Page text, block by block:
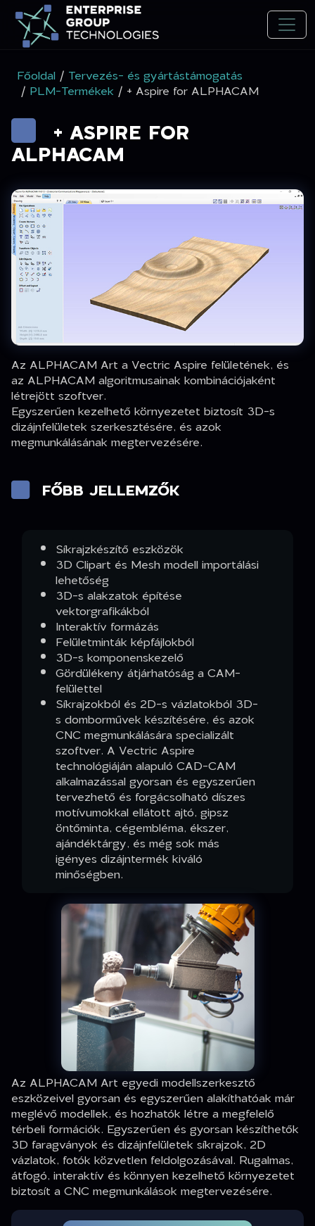
Főoldal / Tervezés- és gyártástámogatás
/ PLM-Termékek / + Aspire for ALPHACAM
+ ASPIRE FOR
ALPHACAM
Az ALPHACAM Art a Vectric Aspire felületének, és
az ALPHACAM algoritmusainak kombinációjaként
létrejött szoftver.
Egyszerűen kezelhető környezetet biztosít 3D-s
dizájnfelületek szerkesztésére, és azok
megmunkálásának megtervezésére.
FŐBB JELLEMZŐK
Síkrajzkészítő eszközök
3D Clipart és Mesh modell importálási
lehetőség
3D-s alakzatok építése
vektorgrafikákból
Interaktív formázás
Felületminták képfájlokból
3D-s komponenskezelő
Gördülékeny átjárhatóság a CAM-
felülettel
Síkrajzokból és 2D-s vázlatokból 3D-
s domborművek készítésére, és azok
CNC megmunkálására specializált
szoftver. A Vectric Aspire
technológiáján alapuló CAD-CAM
alkalmazással gyorsan és egyszerűen
tervezhető és forgácsolható díszes
motívumokkal ellátott ajtó, gipsz
öntőminta, cégembléma, ékszer,
ajándéktárgy, és még sok más
igényes dizájntermék kiváló
minőségben.
Az ALPHACAM Art egyedi modellszerkesztő
eszközeivel gyorsan és egyszerűen alakíthatóak már
meglévő modellek, és hozhatók létre a megfelelő
térbeli formációk. Egyszerűen és gyorsan készíthetők
3D faragványok és dizájnfelületek síkrajzok, 2D
vázlatok, fotók közvetlen feldolgozásával. Rugalmas,
átfogó, interaktív és könnyen kezelhető környezetet
biztosít a CNC megmunkálások megtervezésére.